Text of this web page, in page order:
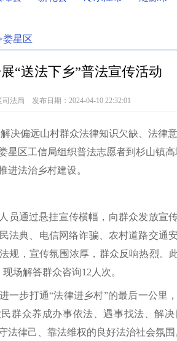
娄星区
“送法下乡”普法宣传活动
法局 发布日期：2024-04-10 22:32:01
决偏远山村群众法律知识欠缺、法律
星区工信局组织普法志愿者到杉山镇
进法治乡村建设。
员通过悬挂宣传横幅，向群众发放宣
法典、电信网络诈骗、农村道路交通
规，宣传氛围浓厚，群众反响热烈。
场解答群众咨询12人次。
一步打通“法律进乡村”的最后一公里
群众养成办事依法、遇事找法、解
法律己、靠法维权的良好法治社会氛围